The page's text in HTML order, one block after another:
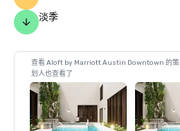
淡季
查看 Aloft by Marriott Austin Downtown 的策
划人也查看了